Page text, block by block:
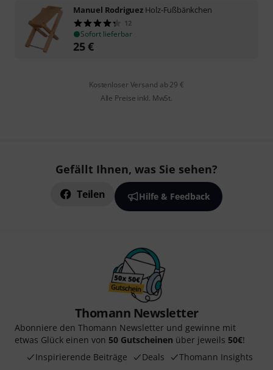
Manuel Rodriguez Holz-Fußbänkchen
12
Sofort lieferbar
25€
Kostenloser Versand ab 29 €
Alle Preise inkl. MwSt.
Gefällt Ihnen, was Sie sehen?
Teilen Hilfe & Feedback
Thomann Newsletter
Abonniere den Thomann Newsletter und gewinne mit
etwas Glück einen von 50 Gutscheinen über jeweils 50€!
Inspirierende Beiträge
Deals Thomann Insights